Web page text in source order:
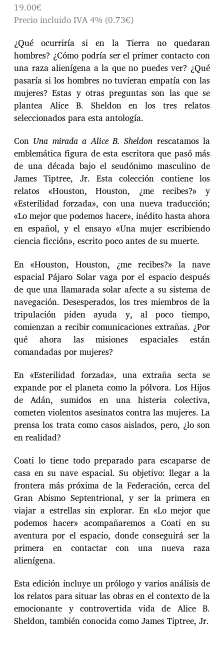
19.00€
Precio incluido IVA 4% (0.73€)
¿Qué ocurriría si en la Tierra no quedaran
hombres? ¿Cómo podría ser el primer contacto con
una raza alienígena a la que no puedes ver? ¿Qué
pasaría si los hombres no tuvieran empatía con las
mujeres? Estas y otras preguntas son las que se
plantea Alice B. Sheldon en los tres relatos
seleccionados para esta antología.
Con Una mirada a Alice B. Sheldon rescatamos la
emblemática figura de esta escritora que pasó más
de una década bajo el seudónimo masculino de
James Tiptree, Jr. Esta colección contiene los
relatos «Houston, Houston, ¿me recibes?» y
«Esterilidad forzada», con una nueva traducción;
«Lo mejor que podemos hacer», inédito hasta ahora
en español, y el ensayo «Una mujer escribiendo
ciencia ficción», escrito poco antes de su muerte.
En «Houston, Houston, ¿me recibes?» la nave
espacial Pájaro Solar vaga por el espacio después
de que una llamarada solar afecte a su sistema de
navegación. Desesperados, los tres miembros de la
tripulación piden ayuda y, al poco tiempo,
comienzan a recibir comunicaciones extrañas. ¿Por
qué ahora las misiones espaciales están
comandadas por mujeres?
En «Esterilidad forzada», una extraña secta se
expande por el planeta como la pólvora. Los Hijos
de Adán, sumidos en una histeria colectiva,
cometen violentos asesinatos contra las mujeres. La
prensa los trata como casos aislados, pero, ¿lo son
en realidad?
Coati lo tiene todo preparado para escaparse de
casa en su nave espacial. Su objetivo: llegar a la
frontera más próxima de la Federación, cerca del
Gran Abismo Septentrional, y ser la primera en
viajar a estrellas sin explorar. En «Lo mejor que
podemos hacer» acompañaremos a Coati en su
aventura por el espacio, donde conseguirá ser la
primera en contactar con una nueva raza
alienígena.
Esta edición incluye un prólogo y varios análisis de
los relatos para situar las obras en el contexto de la
emocionante y controvertida vida de Alice B.
Sheldon, también conocida como James Tiptree, Jr.